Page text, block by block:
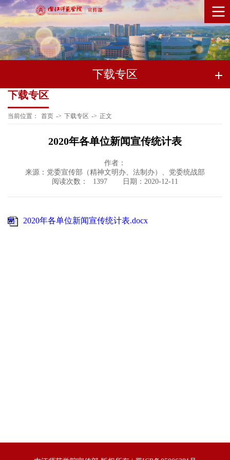
下载专区
下载专区
当前位置： 首页 -> 下载专区 -> 正文
2020年各单位新闻宣传统计表
作者：
来源：党委宣传部（精神文明办、法制办）、党委统战部
阅读次数：
1397 日期：2020-12-11
2020年各单位新闻宣传统计表.docx